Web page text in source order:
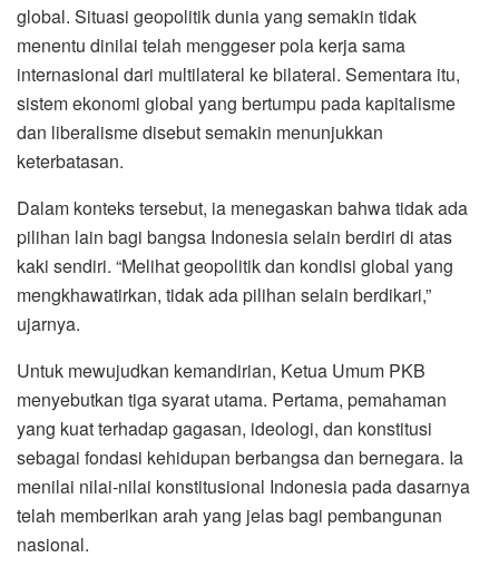
global. Situasi geopolitik dunia yang semakin tidak
menentu dinilai telah menggeser pola kerja sama
internasional dari multilateral ke bilateral. Sementara itu,
sistem ekonomi global yang bertumpu pada kapitalisme
dan liberalisme disebut semakin menunjukkan
keterbatasan.
Dalam konteks tersebut, ia menegaskan bahwa tidak ada
pilihan lain bagi bangsa Indonesia selain berdiri di atas
kaki sendiri. “Melihat geopolitik dan kondisi global yang
mengkhawatirkan, tidak ada pilihan selain berdikari,”
ujarnya.
Untuk mewujudkan kemandirian, Ketua Umum PKB
menyebutkan tiga syarat utama. Pertama, pemahaman
yang kuat terhadap gagasan, ideologi, dan konstitusi
sebagai fondasi kehidupan berbangsa dan bernegara. Ia
menilai nilai-nilai konstitusional Indonesia pada dasarnya
telah memberikan arah yang jelas bagi pembangunan
nasional.